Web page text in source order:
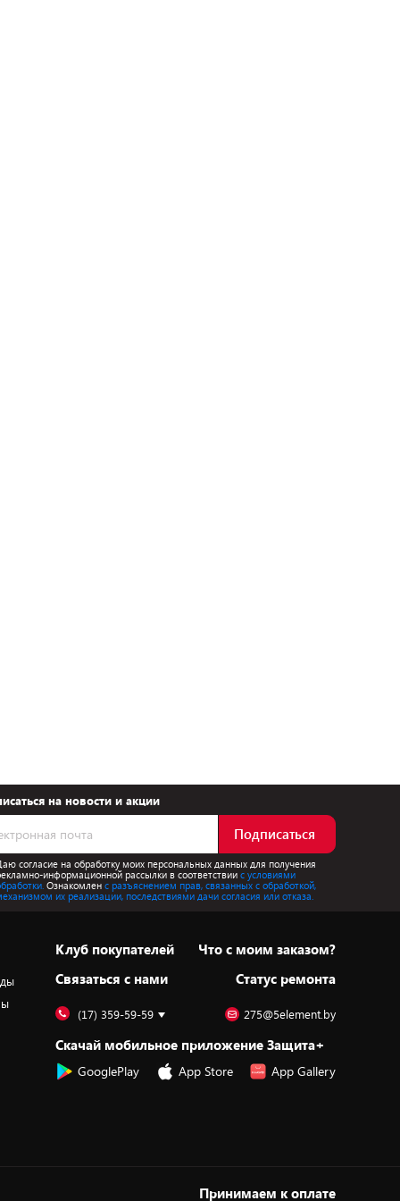
на новости и акции
Подписаться
согласие на обработку моих персональных данных для получения
информационной рассылки в соответствиис условиями
Ознакомлен с разъяснением прав, связанных с обработкой,
их реализации, последствиями дачи согласия или отказа.
Клуб покупателей
Cвязаться с нами
Что с моим заказом?
Статус ремонта
(17) 359-59-59 275@5element.by
Скачай мобильное приложение Защита+
GooglePlay App Store App Gallery
Принимаем к оплате